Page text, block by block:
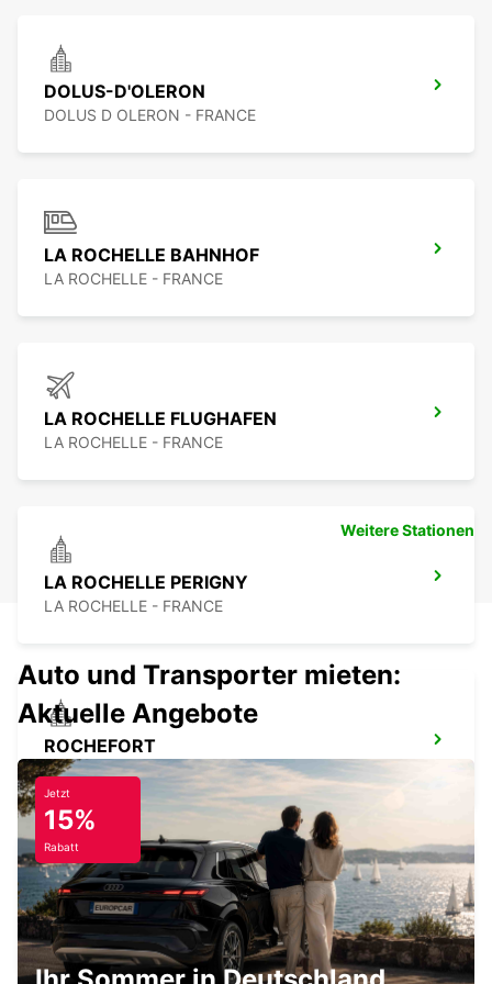
DOLUS-D'OLERON
DOLUS D OLERON - FRANCE
LA ROCHELLE BAHNHOF
LA ROCHELLE - FRANCE
LA ROCHELLE FLUGHAFEN
LA ROCHELLE - FRANCE
LA ROCHELLE PERIGNY
LA ROCHELLE - FRANCE
ROCHEFORT
ROCHEFORT - FRANCE
LA PALMYRE
LA PALMYRE - FRANCE
Weitere Stationen
Auto und Transporter mieten:
Aktuelle Angebote
Jetzt
15%
Rabatt